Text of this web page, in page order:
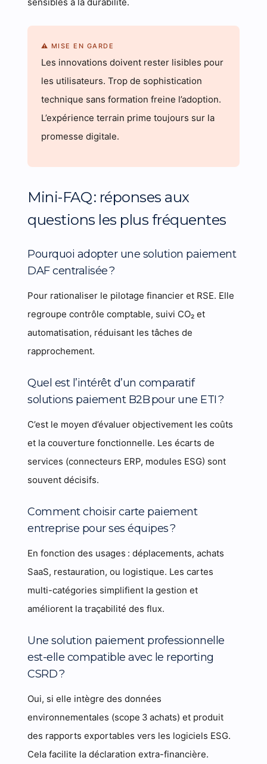
⚠ MISE EN GARDE
Les innovations doivent rester lisibles pour
les utilisateurs. Trop de sophistication
technique sans formation freine l’adoption.
L’expérience terrain prime toujours sur la
promesse digitale.
Mini-FAQ : réponses aux
questions les plus fréquentes
Pourquoi adopter une solution paiement
DAF centralisée ?
Pour rationaliser le pilotage financier et RSE. Elle
regroupe contrôle comptable, suivi CO₂ et
automatisation, réduisant les tâches de
rapprochement.
Quel est l’intérêt d’un comparatif
solutions paiement B2B pour une ETI ?
C’est le moyen d’évaluer objectivement les coûts
et la couverture fonctionnelle. Les écarts de
services (connecteurs ERP, modules ESG) sont
souvent décisifs.
Comment choisir carte paiement
entreprise pour ses équipes ?
En fonction des usages : déplacements, achats
SaaS, restauration, ou logistique. Les cartes
multi-catégories simplifient la gestion et
améliorent la traçabilité des flux.
Une solution paiement professionnelle
est-elle compatible avec le reporting
CSRD ?
Oui, si elle intègre des données
environnementales (scope 3 achats) et produit
des rapports exportables vers les logiciels ESG.
Cela facilite la déclaration extra-financière.